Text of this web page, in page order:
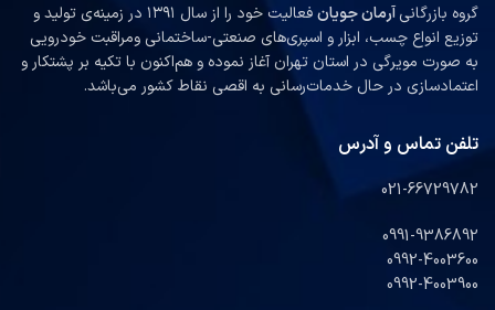
گروه بازرگانیآرمان جویان
فعالیت خود را از سال ۱۳۹۱ در زمینه‌ی تولید و
توزیع انواع چسب، ابزار و اسپری‌های صنعتی-ساختمانی ومراقبت خودرویی
به صورت مویرگی در استان تهران آغاز نموده و هم‌اکنون با تکیه بر پشتکار و
اعتمادسازی در حال خدمات‌رسانی به اقصی نقاط کشور می‌باشد.
تلفن تماس و آدرس
021-66729782
0991-9386892
0992-4003600
0992-4003900